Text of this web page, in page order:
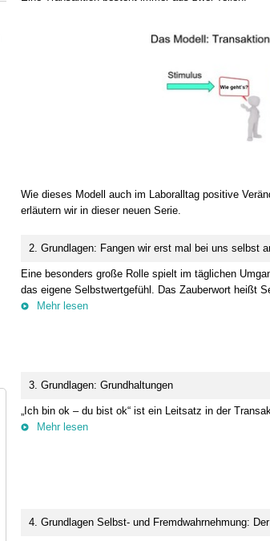
Wie dieses Modell auch im Laboralltag positive
erläutern wir in dieser neuen Serie.
2. Grundlagen: Fangen wir erst mal bei uns selbst
Eine besonders große Rolle spielt im täglichen
das eigene Selbstwertgefühl. Das Zauberwort heißt
Mehr lesen
3. Grundlagen: Grundhaltungen
„Ich bin ok – du bist ok“ ist ein Leitsatz in der
Mehr lesen
4. Grundlagen Selbst- und Fremdwahrnehmung:
23.09.2026 15:00 - 16:30 Uhr